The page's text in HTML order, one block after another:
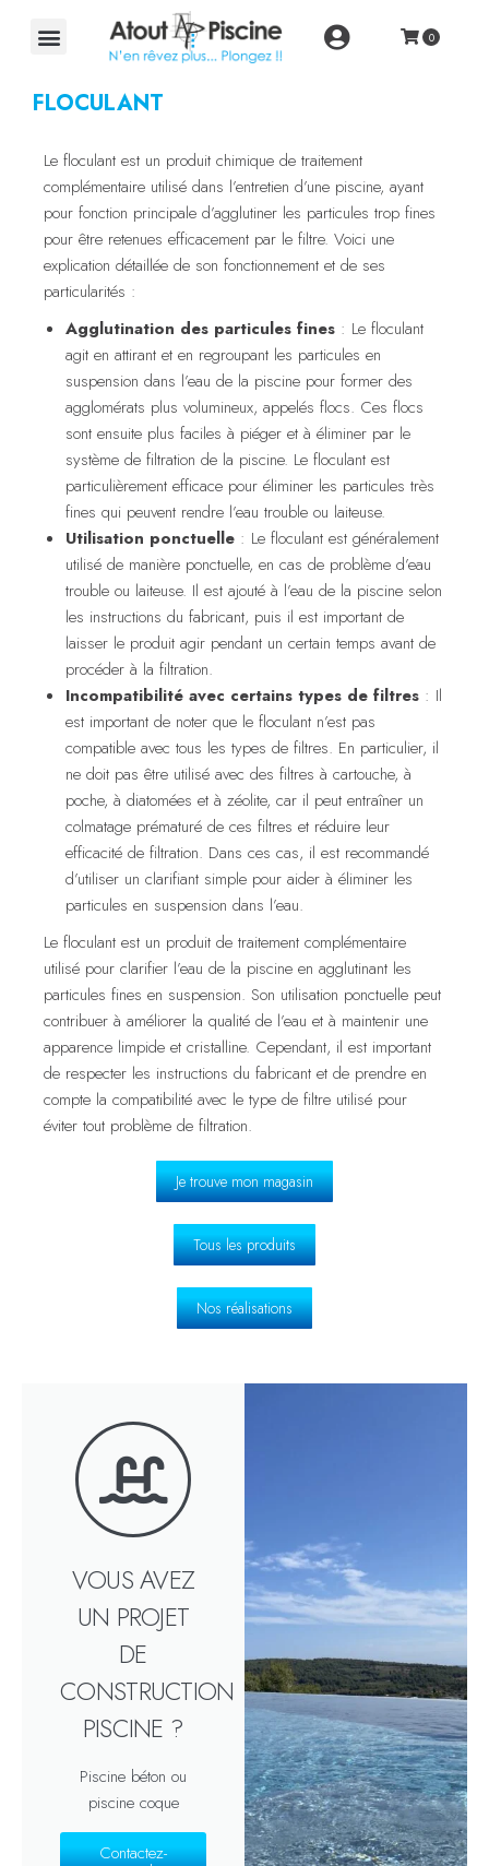
FLOCULANT
Le floculant est un produit chimique de traitement
complémentaire utilisé dans l’entretien d’une piscine, ayant
pour fonction principale d’agglutiner les particules trop fines
pour être retenues efficacement par le filtre. Voici une
explication détaillée de son fonctionnement et de ses
particularités :
Agglutination des particules fines : Le floculant
agit en attirant et en regroupant les particules en
suspension dans l’eau de la piscine pour former des
agglomérats plus volumineux, appelés flocs. Ces flocs
sont ensuite plus faciles à piéger et à éliminer par le
système de filtration de la piscine. Le floculant est
particulièrement efficace pour éliminer les particules très
fines qui peuvent rendre l’eau trouble ou laiteuse.
Utilisation ponctuelle : Le floculant est généralement
utilisé de manière ponctuelle, en cas de problème d’eau
trouble ou laiteuse. Il est ajouté à l’eau de la piscine selon
les instructions du fabricant, puis il est important de
laisser le produit agir pendant un certain temps avant de
procéder à la filtration.
Incompatibilité avec certains types de filtres : Il
est important de noter que le floculant n’est pas
compatible avec tous les types de filtres. En particulier, il
ne doit pas être utilisé avec des filtres à cartouche, à
poche, à diatomées et à zéolite, car il peut entraîner un
colmatage prématuré de ces filtres et réduire leur
efficacité de filtration. Dans ces cas, il est recommandé
d’utiliser un clarifiant simple pour aider à éliminer les
particules en suspension dans l’eau.
Le floculant est un produit de traitement complémentaire
utilisé pour clarifier l’eau de la piscine en agglutinant les
particules fines en suspension. Son utilisation ponctuelle peut
contribuer à améliorer la qualité de l’eau et à maintenir une
apparence limpide et cristalline. Cependant, il est important
de respecter les instructions du fabricant et de prendre en
compte la compatibilité avec le type de filtre utilisé pour
éviter tout problème de filtration.
Je trouve mon magasin
Tous les produits
Nos réalisations
VOUS AVEZ
UN PROJET
DE
CONSTRUCTION
PISCINE ?
Piscine béton ou
piscine coque
Contactez-